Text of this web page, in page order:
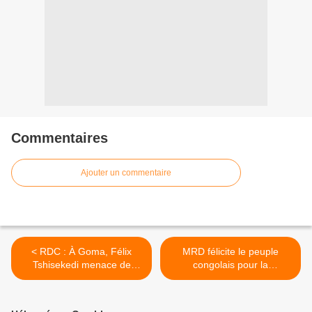
Commentaires
Ajouter un commentaire
< RDC : À Goma, Félix
Tshisekedi menace de
mettre fin au régime de
MRD félicite le peuple
congolais pour la
campagne électorale du 20